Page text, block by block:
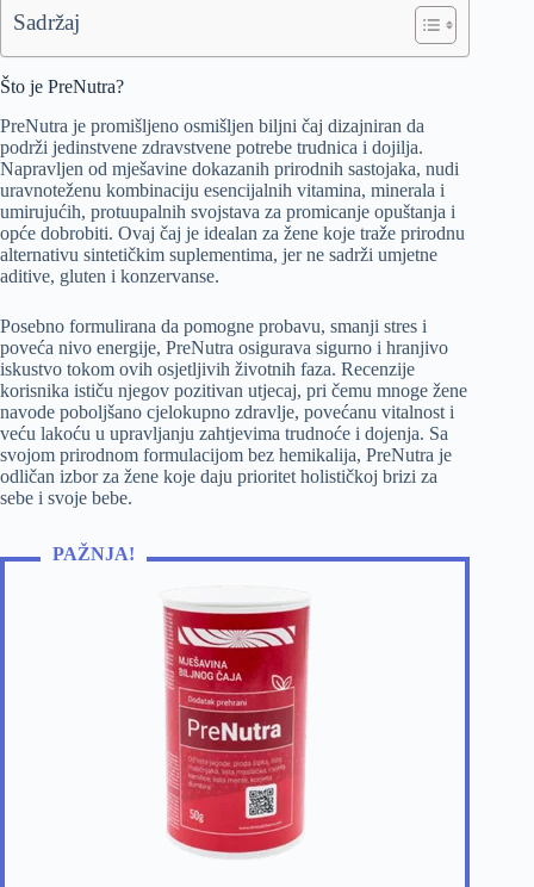
Sadržaj
Što je PreNutra?
PreNutra je promišljeno osmišljen biljni čaj dizajniran da
podrži jedinstvene zdravstvene potrebe trudnica i dojilja.
Napravljen od mješavine dokazanih prirodnih sastojaka, nudi
uravnoteženu kombinaciju esencijalnih vitamina, minerala i
umirujućih, protuupalnih svojstava za promicanje opuštanja i
opće dobrobiti. Ovaj čaj je idealan za žene koje traže prirodnu
alternativu sintetičkim suplementima, jer ne sadrži umjetne
aditive, gluten i konzervanse.
Posebno formulirana da pomogne probavu, smanji stres i
poveća nivo energije, PreNutra osigurava sigurno i hranjivo
iskustvo tokom ovih osjetljivih životnih faza. Recenzije
korisnika ističu njegov pozitivan utjecaj, pri čemu mnoge žene
navode poboljšano cjelokupno zdravlje, povećanu vitalnost i
veću lakoću u upravljanju zahtjevima trudnoće i dojenja. Sa
svojom prirodnom formulacijom bez hemikalija, PreNutra je
odličan izbor za žene koje daju prioritet holističkoj brizi za
sebe i svoje bebe.
PAŽNJA!